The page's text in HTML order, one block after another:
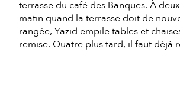
terrasse du café des Banques. À
matin quand la terrasse doit de
rangée, Yazid empile tables et
remise. Quatre plus tard, il faut déjà